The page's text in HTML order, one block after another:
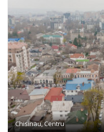
Chisinau, Centru